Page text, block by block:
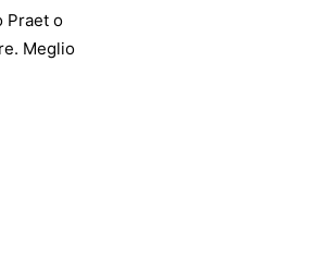
Praet o
Meglio